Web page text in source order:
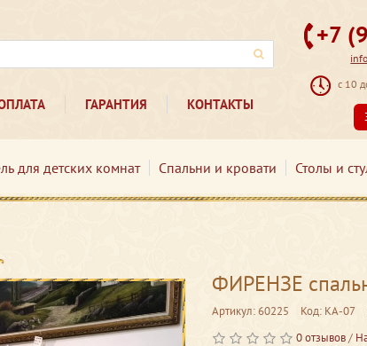
ГАРАНТИЯ КОНТАКТЫ
+7
с 10
для детских комнат Спальни и кровати Столы и
ФИРЕНЗЕ
Артикул: 60225 Код: КА-07
0 отзывов/